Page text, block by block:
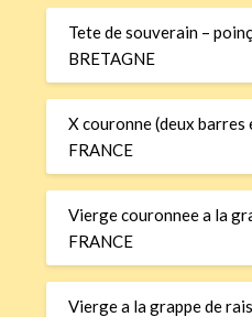
Tete de souverain –
BRETAGNE
X couronne (deux barres
FRANCE
Vierge couronnee a la
FRANCE
Vierge a la grappe de